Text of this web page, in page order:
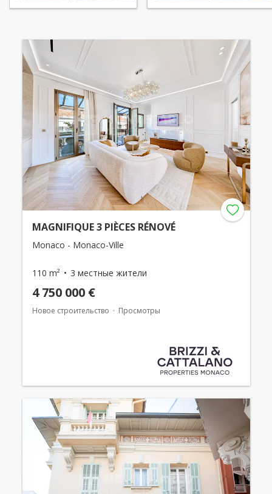
MAGNIFIQUE 3 PIÈCES RÉNOVÉ
Monaco - Monaco-Ville
110 m² 3 местные жители
4 750 000 €
Новое строительство Просмотры